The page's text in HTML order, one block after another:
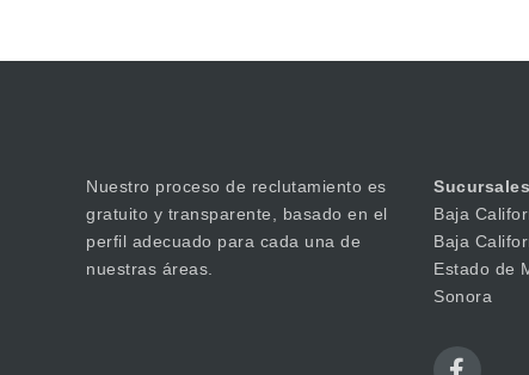
Nuestro proceso de reclutamiento es
gratuito y transparente, basado en el
perfil adecuado para cada una de
nuestras áreas.
Baja
Baja
Estado de
Sonora